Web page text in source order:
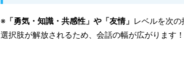
※ 「勇気・知識・共感性」や「友情」 レベルを次
選択肢が解放されるため、会話の幅が広がります！